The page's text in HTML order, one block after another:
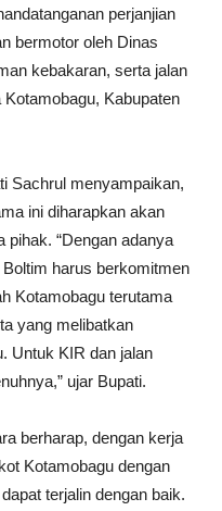
perjanjian
bermotor oleh Dinas
kebakaran, serta jalan
Kabupaten
Sachrul menyampaikan,
ini diharapkan akan
pihak. “Dengan adanya
harus berkomitmen
Kotamobagu terutama
yang melibatkan
Untuk KIR dan jalan
ujar Bupati.
berharap, dengan kerja
Kotamobagu dengan
terjalin dengan baik.